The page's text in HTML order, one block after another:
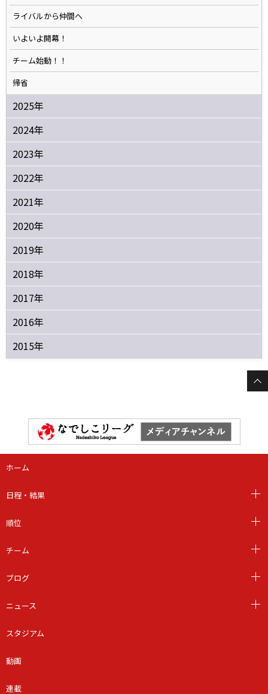
ライバルから仲間へ
いよいよ開幕！
チーム始動！！
帰省
2025年
2024年
2023年
2022年
2021年
2020年
2019年
2018年
2017年
2016年
2015年
ホーム
日程・結果
順位
チーム
ブログ
ニュース
スタジアム
動画
連載